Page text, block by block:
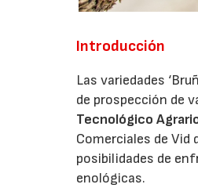
Introducción
Las variedades
de prospección de
Tecnológico
Comerciales de Vid
posibilidades de
enológicas.